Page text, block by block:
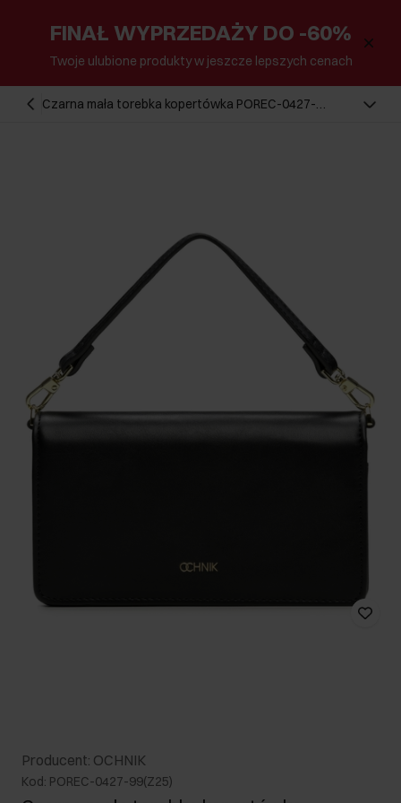
FINAŁ WYPRZEDAŻY DO -60%
Twoje ulubione produkty w jeszcze lepszych cenach
Czarna mała torebka kopertówka POREC-0427-
Producent: OCHNIK
Kod: POREC-0427-99(Z25)